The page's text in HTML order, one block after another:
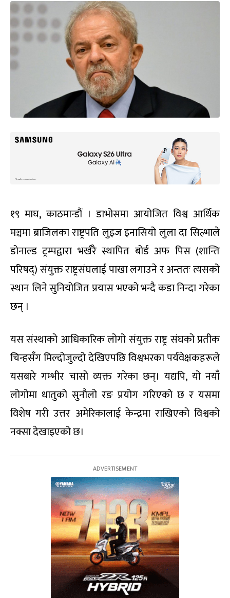
१९ माघ, काठमान्डौं । डाभोसमा आयोजित विश्व आर्थिक
मञ्चमा ब्राजिलका राष्ट्रपति लुइज इनासियो लुला दा सिल्भाले
डोनाल्ड ट्रम्पद्वारा भर्खरै स्थापित बोर्ड अफ पिस (शान्ति
परिषद्) संयुक्त राष्ट्रसंघलाई पाखा लगाउने र अन्ततः त्यसको
स्थान लिने सुनियोजित प्रयास भएको भन्दै कडा निन्दा गरेका
छन् ।
यस संस्थाको आधिकारिक लोगो संयुक्त राष्ट्र संघको प्रतीक
चिन्हसँग मिल्दोजुल्दो देखिएपछि विश्वभरका पर्यवेक्षकहरूले
यसबारे गम्भीर चासो व्यक्त गरेका छन्। यद्यपि, यो नयाँ
लोगोमा धातुको सुनौलो रङ प्रयोग गरिएको छ र यसमा
विशेष गरी उत्तर अमेरिकालाई केन्द्रमा राखिएको विश्वको
नक्सा देखाइएको छ।